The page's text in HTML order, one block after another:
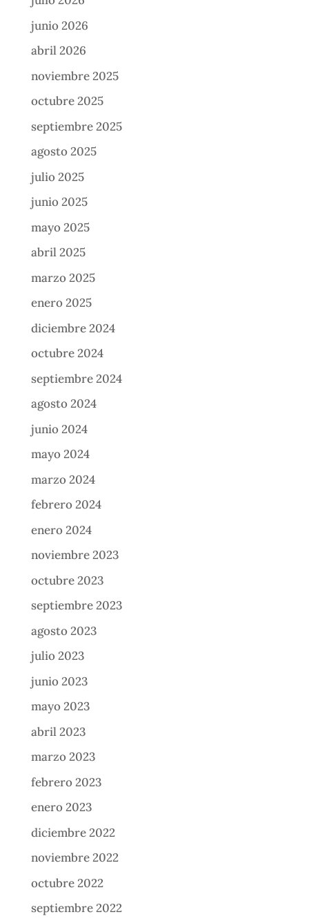
junio 2026
abril 2026
noviembre 2025
octubre 2025
septiembre 2025
agosto 2025
julio 2025
junio 2025
mayo 2025
abril 2025
marzo 2025
enero 2025
diciembre 2024
octubre 2024
septiembre 2024
agosto 2024
junio 2024
mayo 2024
marzo 2024
febrero 2024
enero 2024
noviembre 2023
octubre 2023
septiembre 2023
agosto 2023
julio 2023
junio 2023
mayo 2023
abril 2023
marzo 2023
febrero 2023
enero 2023
diciembre 2022
noviembre 2022
octubre 2022
septiembre 2022